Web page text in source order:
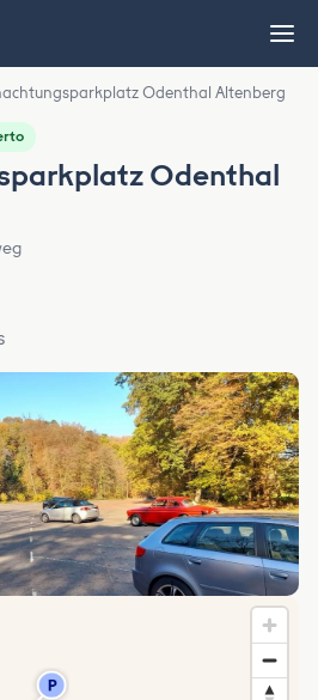
Odenthal Altenberg
Odenthal